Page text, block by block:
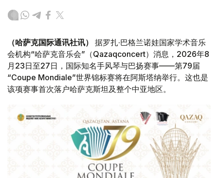
（哈萨克国际通讯社讯）
据罗扎·巴格兰诺娃国家学术音乐
会机构“哈萨克音乐会”（Qazaqconcert）消息，2026年8
月23日至27日，国际知名手风琴与巴扬赛事——第79届
“Coupe Mondiale”世界锦标赛将在阿斯塔纳举行。这也是
该项赛事首次落户哈萨克斯坦及整个中亚地区。